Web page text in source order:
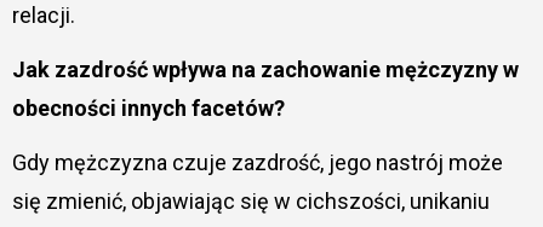
relacji.
Jak zazdrość wpływa na zachowanie mężczyzny w
obecności innych facetów?
Gdy mężczyzna czuje zazdrość, jego nastrój może
się zmienić, objawiając się w cichszości, unikaniu